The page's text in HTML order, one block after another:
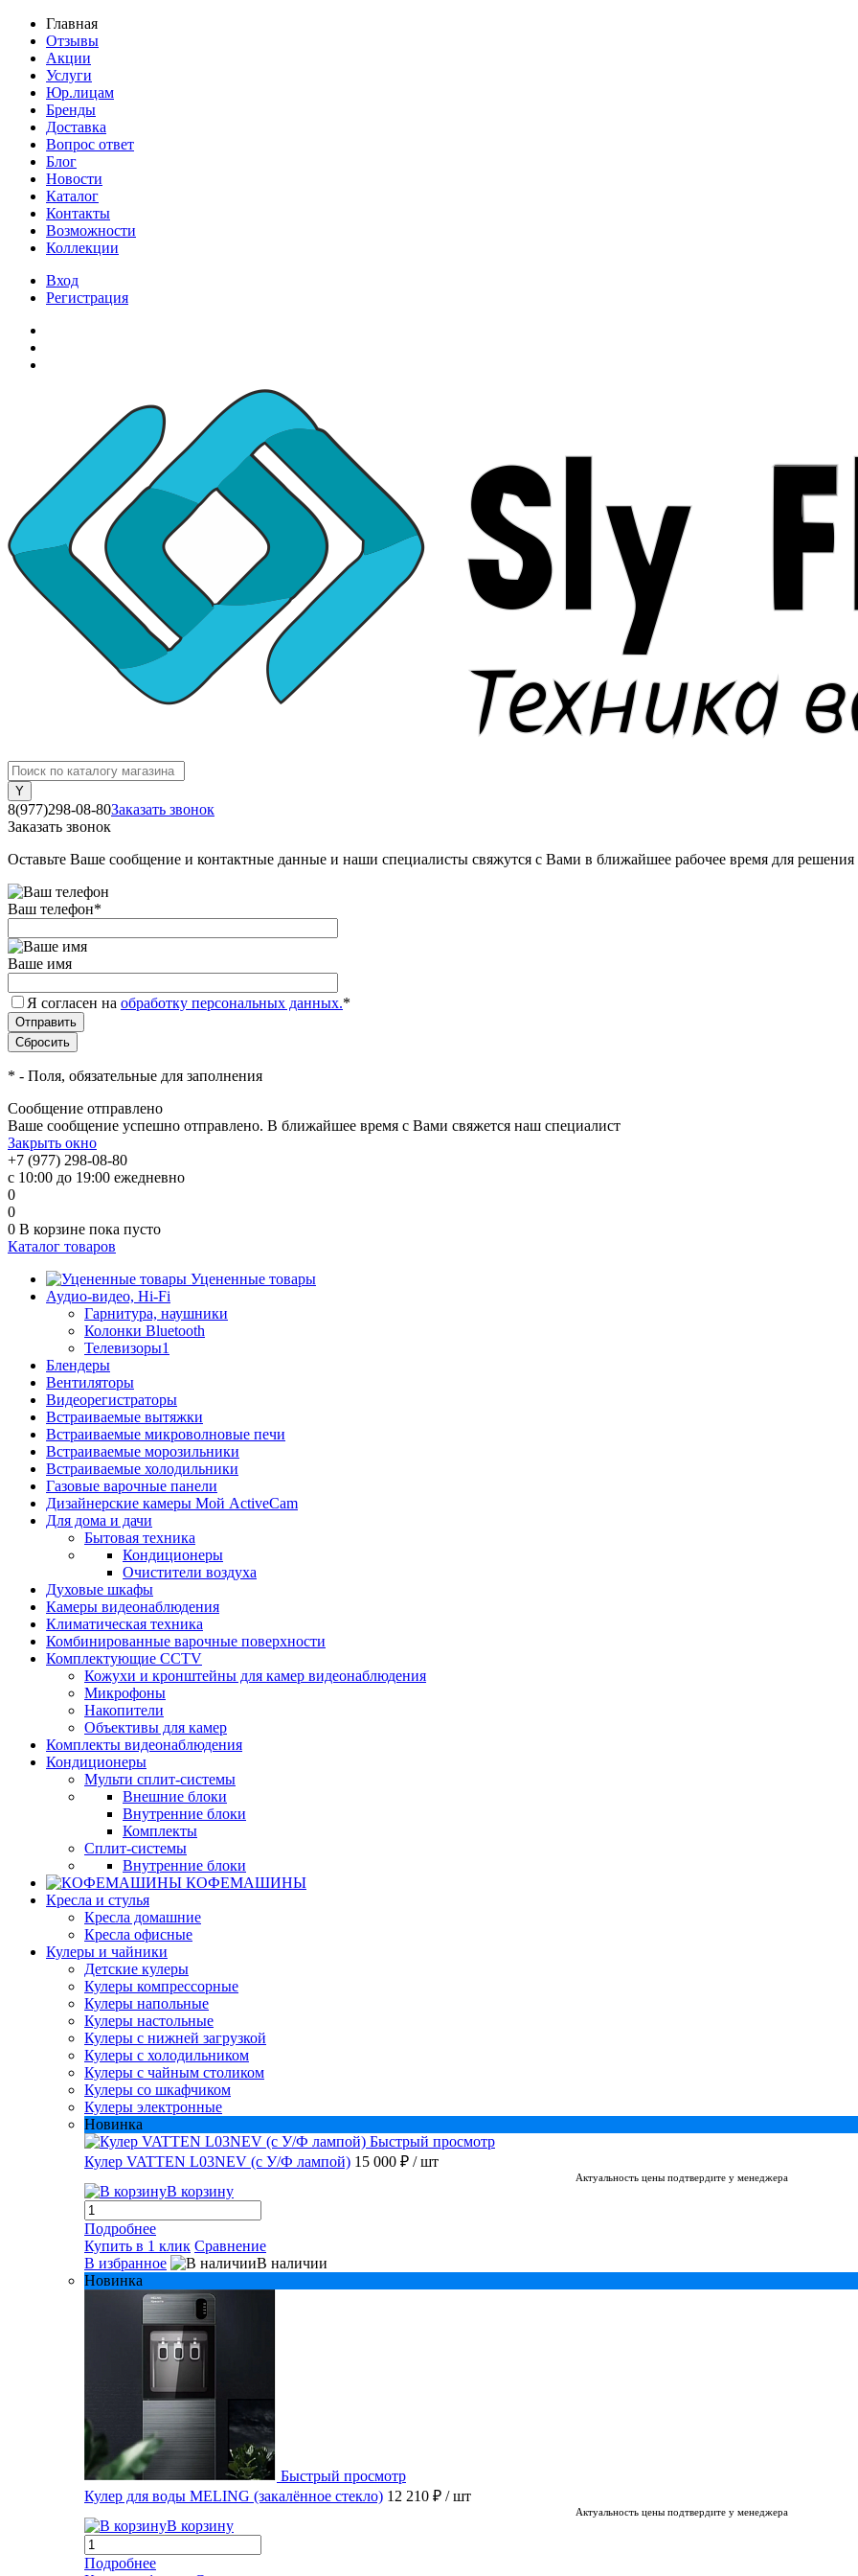
Главная
Отзывы
Акции
Услуги
Юр.лицам
Бренды
Доставка
Вопрос ответ
Блог
Новости
Каталог
Контакты
Возможности
Коллекции
Вход
Регистрация
8(977)298-08-80Заказать звонок
Заказать звонок
Оставьте Ваше сообщение и контактные данные и наши специалисты свяжутся с Вами в ближайшее рабочее время для
Ваш телефон*
Ваше имя
Я согласен на обработку персональных данных.*
* - Поля, обязательные для заполнения
Сообщение отправлено
Ваше сообщение успешно отправлено. В ближайшее время с Вами свяжется наш специалист
Закрыть окно
+7 (977) 298-08-80
с 10:00 до 19:00 ежедневно
0
0
0 В корзине пока пусто
Каталог товаров
Уцененные товары
Аудио-видео, Hi-Fi
Гарнитура, наушники
Колонки Bluetooth
Телевизоры1
Блендеры
Вентиляторы
Видеорегистраторы
Встраиваемые вытяжки
Встраиваемые микроволновые печи
Встраиваемые морозильники
Встраиваемые холодильники
Газовые варочные панели
Дизайнерские камеры Мой ActiveCam
Для дома и дачи
Бытовая техника
Кондиционеры
Очистители воздуха
Духовые шкафы
Камеры видеонаблюдения
Климатическая техника
Комбинированные варочные поверхности
Комплектующие CCTV
Кожухи и кронштейны для камер видеонаблюдения
Микрофоны
Накопители
Объективы для камер
Комплекты видеонаблюдения
Кондиционеры
Мульти сплит-системы
Внешние блоки
Внутренние блоки
Комплекты
Сплит-системы
Внутренние блоки
КОФЕМАШИНЫ
Кресла и стулья
Кресла домашние
Кресла офисные
Кулеры и чайники
Детские кулеры
Кулеры компрессорные
Кулеры напольные
Кулеры настольные
Кулеры с нижней загрузкой
Кулеры с холодильником
Кулеры с чайным столиком
Кулеры со шкафчиком
Кулеры электронные
Новинка
Быстрый просмотр
Кулер VATTEN L03NEV (с У/Ф лампой) 15 000 ₽ / шт
Актуальность цены подтвердите у менеджера
В корзину
Подробнее
Купить в 1 клик Сравнение
В избранное
В наличии
Новинка
Быстрый просмотр
Кулер для воды MELING (закалённое стекло) 12 210 ₽ / шт
Актуальность цены подтвердите у менеджера
В корзину
Подробнее